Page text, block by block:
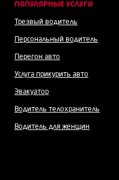
ПОПУЛЯРНЫЕ УСЛУГИ
Трезвый водитель
Персональный водитель
Перегон авто
Услуга прикурить авто
Эвакуатор
Водитель телохранитель
Водитель для женщин